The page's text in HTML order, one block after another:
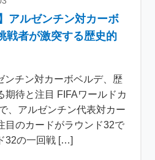
アルゼンチン対カーボ
戦者が激突する歴史的
ンチン対カーボベルデ、歴
期待と注目 FIFAワールドカ
、アルゼンチン代表対カー
目のカードがラウンド32で
32の一回戦 […]